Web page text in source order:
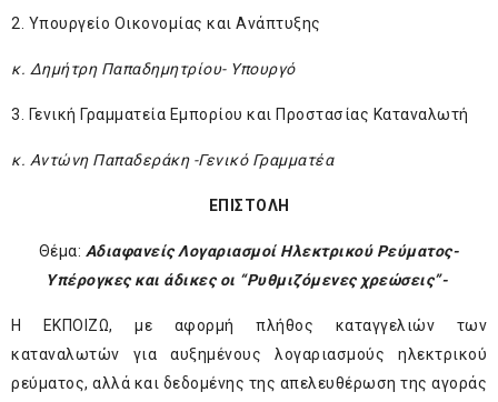
2. Υπουργείο Οικονομίας και Ανάπτυξης
κ. Δημήτρη Παπαδημητρίου- Υπουργό
3. Γενική Γραμματεία Εμπορίου και Προστασίας Καταναλωτή
κ. Αντώνη Παπαδεράκη -Γενικό Γραμματέα
ΕΠΙΣΤΟΛΗ
Θέμα: Αδιαφανείς Λογαριασμοί Ηλεκτρικού Ρεύματος-
Υπέρογκες και άδικες οι “Ρυθμιζόμενες χρεώσεις”-
Η ΕΚΠΟΙΖΩ, με αφορμή πλήθος καταγγελιών των
καταναλωτών για αυξημένους λογαριασμούς ηλεκτρικού
ρεύματος, αλλά και δεδομένης της απελευθέρωση της αγοράς